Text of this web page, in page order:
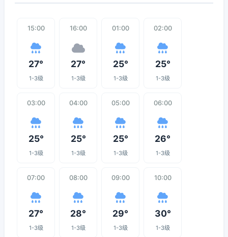
15:00
27°
1-3级
16:00
27°
1-3级
01:00
25°
1-3级
02:00
25°
1-3级
03:00
25°
1-3级
04:00
25°
1-3级
05:00
25°
1-3级
06:00
26°
1-3级
07:00
27°
1-3级
08:00
28°
1-3级
09:00
29°
1-3级
10:00
30°
1-3级